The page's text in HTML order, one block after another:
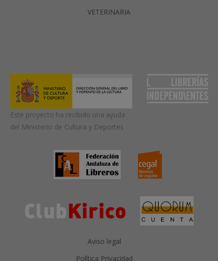
VETERINARIA
Este proyecto ha recibido una ayuda
del Ministerio de Cultura y Deportes
Aviso legal
Política Privacidad